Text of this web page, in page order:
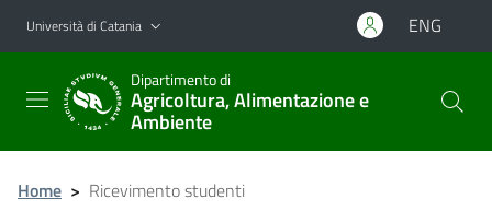
Vai al contenuto principale
Vai al menu di navigazione
Università di Catania ENG
Dipartimento di
Agricoltura, Alimentazione e
Ambiente
Home > Ricevimento studenti